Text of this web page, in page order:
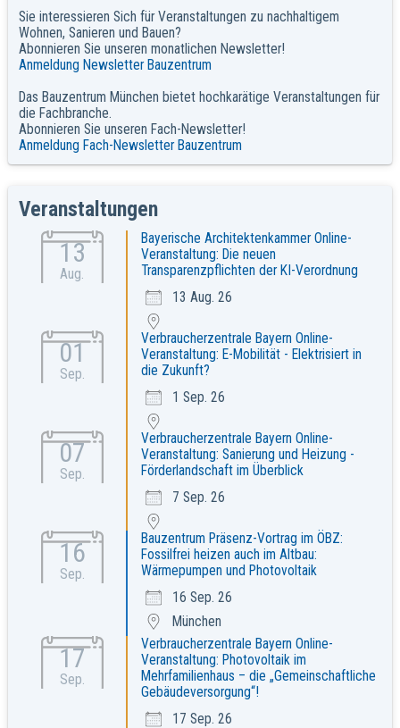
Sie interessieren Sich für Veranstaltungen zu nachhaltigem
Wohnen, Sanieren und Bauen?
Abonnieren Sie unseren monatlichen Newsletter!
Anmeldung Newsletter Bauzentrum
Das Bauzentrum München bietet hochkarätige Veranstaltungen für
die Fachbranche.
Abonnieren Sie unseren Fach-Newsletter!
Anmeldung Fach-Newsletter Bauzentrum
Veranstaltungen
13
Aug.
Bayerische Architektenkammer Online-
Veranstaltung: Die neuen
Transparenzpflichten der KI-Verordnung
13 Aug. 26
01
Sep.
Verbraucherzentrale Bayern Online-
Veranstaltung: E-Mobilität - Elektrisiert in
die Zukunft?
1 Sep. 26
07
Sep.
Verbraucherzentrale Bayern Online-
Veranstaltung: Sanierung und Heizung -
Förderlandschaft im Überblick
7 Sep. 26
16
Sep.
Bauzentrum Präsenz-Vortrag im ÖBZ:
Fossilfrei heizen auch im Altbau:
Wärmepumpen und Photovoltaik
16 Sep. 26
München
17
Sep.
Verbraucherzentrale Bayern Online-
Veranstaltung: Photovoltaik im
Mehrfamilienhaus – die „Gemeinschaftliche
Gebäudeversorgung“!
17 Sep. 26